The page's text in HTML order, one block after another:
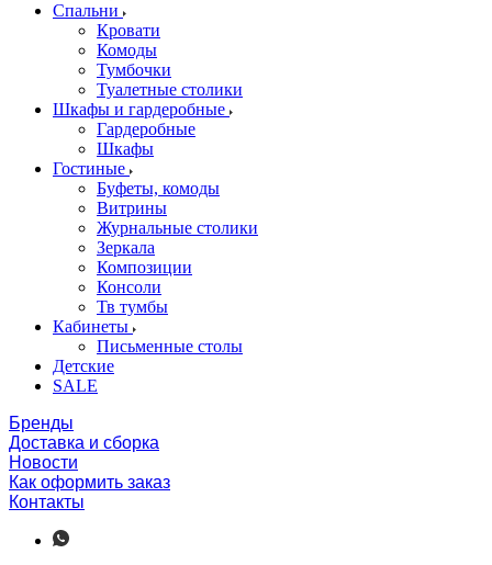
Спальни
Кровати
Комоды
Тумбочки
Туалетные столики
Шкафы и гардеробные
Гардеробные
Шкафы
Гостиные
Буфеты, комоды
Витрины
Журнальные столики
Зеркала
Композиции
Консоли
Тв тумбы
Кабинеты
Письменные столы
Детские
SALE
Бренды
Доставка и сборка
Новости
Как оформить заказ
Контакты